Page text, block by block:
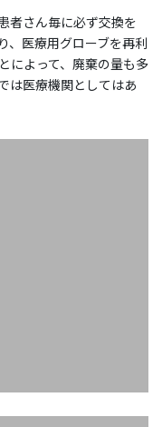
者さん毎に必ず交換を
、医療用グローブを再利
によって、廃棄の量も多
は医療機関としてはあ